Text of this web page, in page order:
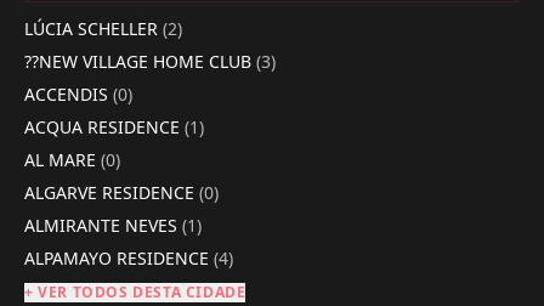
LÚCIA SCHELLER (2)
??NEW VILLAGE HOME CLUB (3)
ACCENDIS (0)
ACQUA RESIDENCE (1)
AL MARE (0)
ALGARVE RESIDENCE (0)
ALMIRANTE NEVES (1)
ALPAMAYO RESIDENCE (4)
+ VER TODOS DESTA CIDADE